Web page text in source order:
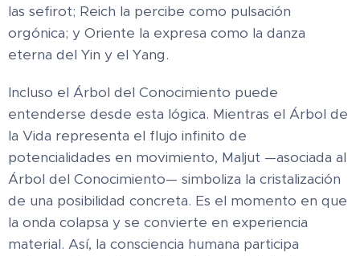
las sefirot; Reich la percibe como pulsación
orgónica; y Oriente la expresa como la danza
eterna del Yin y el Yang.
Incluso el Árbol del Conocimiento puede
entenderse desde esta lógica. Mientras el Árbol de
la Vida representa el flujo infinito de
potencialidades en movimiento, Maljut —asociada al
Árbol del Conocimiento— simboliza la cristalización
de una posibilidad concreta. Es el momento en que
la onda colapsa y se convierte en experiencia
material. Así, la consciencia humana participa